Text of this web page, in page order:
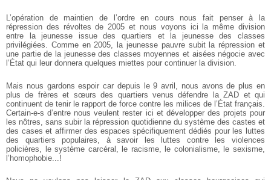
L’opération de maintien de l’ordre en cours nous fait penser à la
répression des révoltes de 2005 et nous voyons ici la même division
entre la jeunesse issue des quartiers et la jeunesse des classes
privilégiées. Comme en 2005, la jeunesse pauvre subit la répression et
une partie de la jeunesse des classes moyennes et aisées négocie avec
l’État qui leur donnera quelques miettes pour continuer la division.
Mais nous gardons espoir car depuis le 9 avril, nous avons de plus en
plus de frères et sœurs des quartiers venus défendre la ZAD et qui
continuent de tenir le rapport de force contre les milices de l’État français.
Certain-e-s d’entre nous veulent rester ici et développer des projets pour
les nôtres, sans subir la répression quotidienne du système des castes et
des cases et affirmer des espaces spécifiquement dédiés pour les luttes
des quartiers populaires, à savoir les luttes contre les violences
policières, le système carcéral, le racisme, le colonialisme, le sexisme,
l’homophobie...!